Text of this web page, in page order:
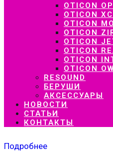
OTICON
OTICON
OTICON
OTICON
OTICON
OTICON
OTICON
OTICON
RESOUND
БЕРУШИ
АКСЕССУАРЫ
НОВОСТИ
СТАТЬИ
КОНТАКТЫ
Подробнее